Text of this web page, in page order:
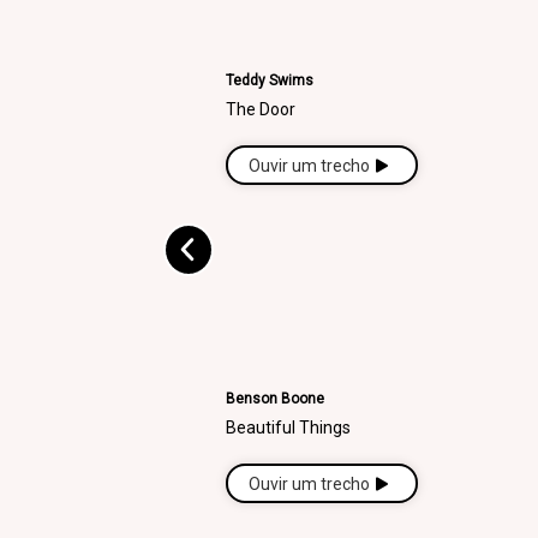
Teddy Swims
The Door
Ouvir um trecho
Benson Boone
Beautiful Things
Ouvir um trecho